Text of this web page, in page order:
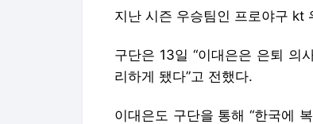
지난 시즌 우승팀인 프로야구 kt
구단은 13일 “이대은은 은퇴 의
리하게 됐다”고 전했다.
이대은도 구단을 통해 “한국에